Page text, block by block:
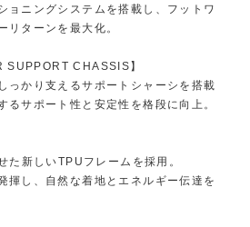
ョニングシステムを搭載し、フットワ
リターンを最大化。
SUPPORT CHASSIS】
っかり支えるサポートシャーシを搭載
るサポート性と安定性を格段に向上。
た新しいTPUフレームを採用。
揮し、自然な着地とエネルギー伝達を